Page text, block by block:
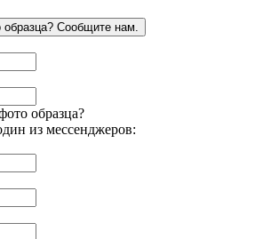
образца? Сообщите нам.
образца?
из мессенджеров: